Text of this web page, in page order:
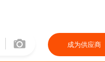
成为供应商